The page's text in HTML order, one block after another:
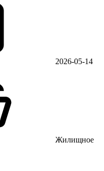
2026-05-14
Жилищное